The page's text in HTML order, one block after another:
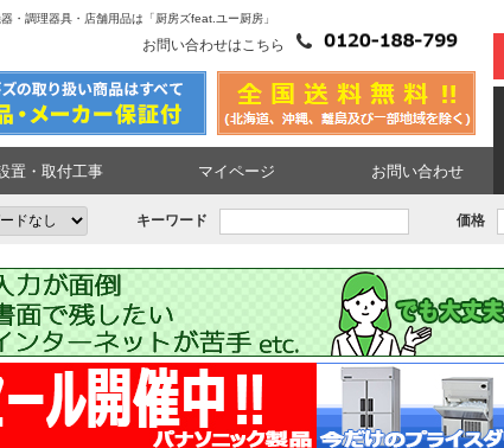
調理器具・店舗用品は「厨房ズfeat.ユー厨房」
お問い合わせはこちら
置・取付工事 マイページ お問い合わせ
キーワード 価格